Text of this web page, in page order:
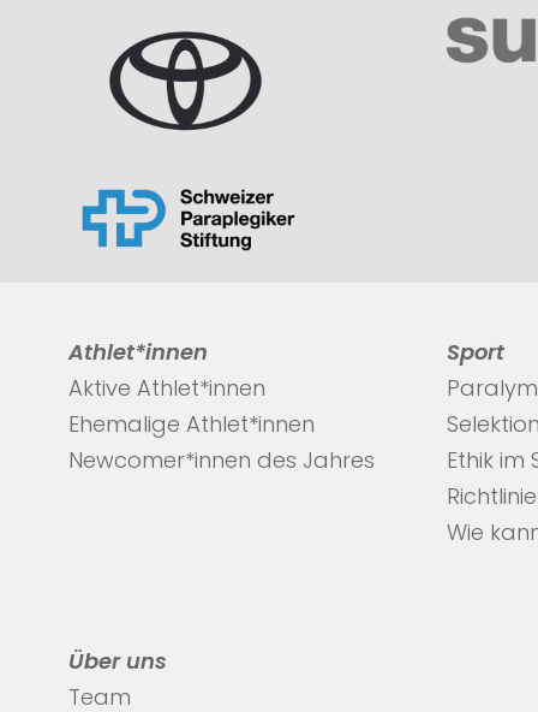
Athlet*innen
Aktive Athlet*innen
Ehemalige Athlet*innen
Newcomer*innen des Jahres
Sport
Ethik im
Wie
Über uns
Team